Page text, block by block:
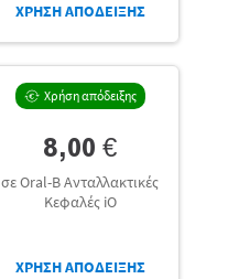
ΧΡΗΣΗ ΑΠΟΔΕΙΞΗΣ
Χρήση απόδειξης
8,00 €
σε Oral-B Ανταλλακτικές
Κεφαλές iO
ΧΡΗΣΗ ΑΠΟΔΕΙΞΗΣ